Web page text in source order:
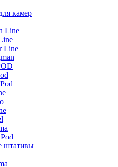
камер
Line
Line
штативы